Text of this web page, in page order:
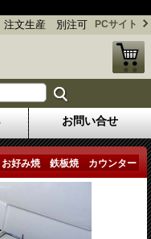
文生産 別注可 PCサイト
お問い合せ
お好み焼 鉄板焼 カウンター